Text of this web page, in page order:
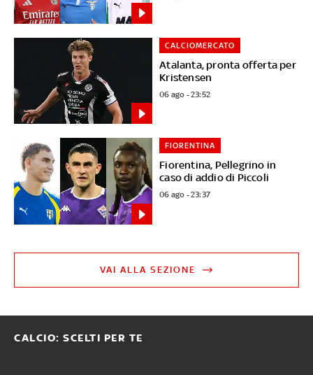
Atalanta, pronta offerta per
Kristensen
CALCIOMERCATO
06 ago - 23:52
Fiorentina, Pellegrino in
caso di addio di Piccoli
FIORENTINA
06 ago - 23:37
VAI ALLA SEZIONE
CALCIO: SCELTI PER TE